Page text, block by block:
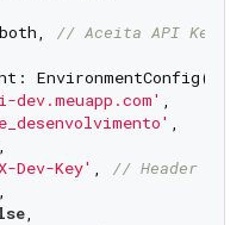
// Aceita API Key e
EnvironmentConfig(
,
,
,
Dev-Key' , // Header
,